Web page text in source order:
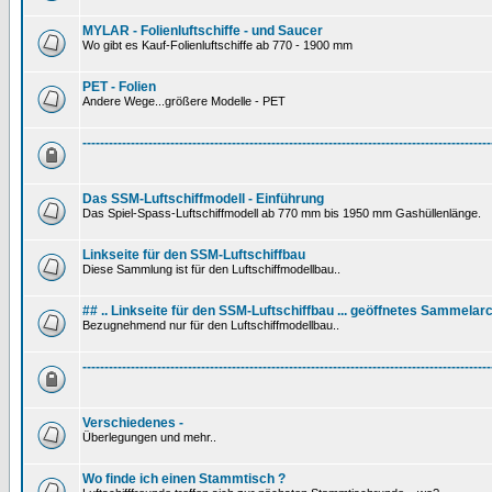
MYLAR - Folienluftschiffe - und Saucer
Wo gibt es Kauf-Folienluftschiffe ab 770 - 1900 mm
PET - Folien
Andere Wege...größere Modelle - PET
Das SSM-Luftschiffmodell - Einführung
Das Spiel-Spass-Luftschiffmodell ab 770 mm bis 1950 mm Gashüllenlänge.
Linkseite für den SSM-Luftschiffbau
Diese Sammlung ist für den Luftschiffmodellbau..
## .. Linkseite für den SSM-Luftschiffbau ... geöffnetes
Bezugnehmend nur für den Luftschiffmodellbau..
Verschiedenes -
Überlegungen und mehr..
Wo finde ich einen Stammtisch ?